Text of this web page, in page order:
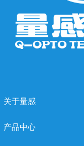
关于量感
产品中心